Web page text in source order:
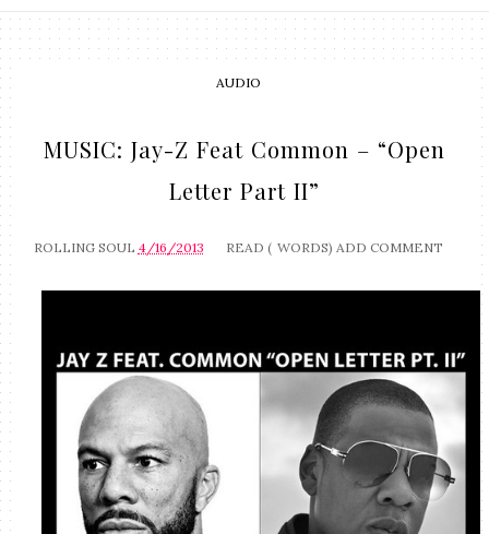
AUDIO
MUSIC: Jay-Z Feat Common – “Open
Letter Part II”
ROLLING SOUL 4/16/2013 READ ( WORDS) ADD COMMENT